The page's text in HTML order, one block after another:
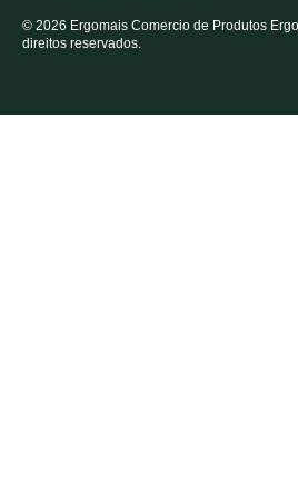
© 2026 Ergomais Comercio de Produtos
direitos reservados.